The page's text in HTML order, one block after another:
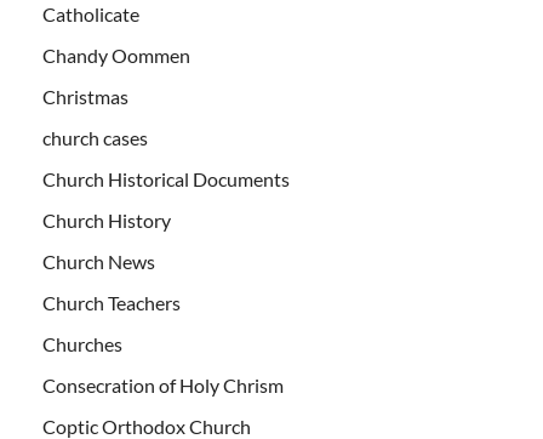
Catholicate
Chandy Oommen
Christmas
church cases
Church Historical Documents
Church History
Church News
Church Teachers
Churches
Consecration of Holy Chrism
Coptic Orthodox Church